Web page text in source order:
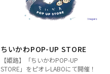
ちいかわPOP-UP STORE
【姫路】「ちいかわPOP-UP
STORE」をピオレLABOにて開催！